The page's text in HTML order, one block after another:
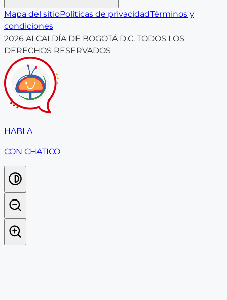
Mapa del sitioPolíticas de privacidadTérminos y
condiciones
2026 ALCALDÍA DE BOGOTÁ D.C. TODOS LOS
DERECHOS RESERVADOS
HABLA
CON CHATICO